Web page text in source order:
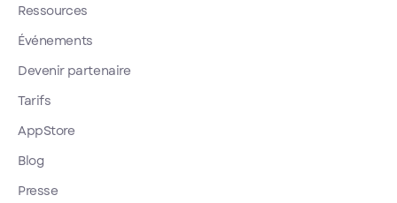
Ressources
Événements
Devenir partenaire
Tarifs
AppStore
Blog
Presse